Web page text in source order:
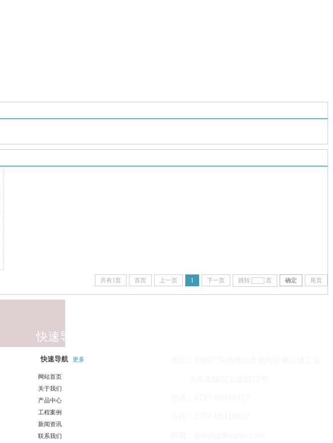
共有1页 首页 上一页 1 下一页 跳转 页 确定 尾页
快速导航 更多
网站首页
关于我们
产品中心
工程案例
新闻资讯
联系我们
快速导航